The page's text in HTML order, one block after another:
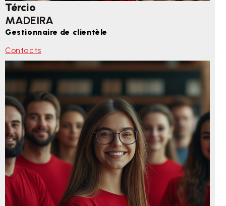
Tércio
MADEIRA
Gestionnaire de clientèle
Contacts